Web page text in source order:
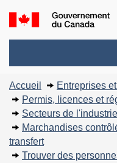
et
menus
Vous
êtes
ici :
Accueil
Entreprises
Permis, licences et
Secteurs de
Marchandises
transfert
Trouver des